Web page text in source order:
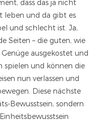
dass das ja nicht
leben und da gibt es
und schlecht ist. Ja,
Seiten – die guten, wie
ausgekostet und
spielen und können die
nun verlassen und
Diese nächste
Bewusstsein, sondern